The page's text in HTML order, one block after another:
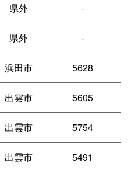
県外 -
県外 -
浜田市 5628
出雲市 5605
出雲市 5754
出雲市 5491